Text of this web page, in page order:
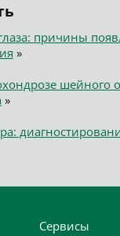
причины
»
шейного
»
Сервисы